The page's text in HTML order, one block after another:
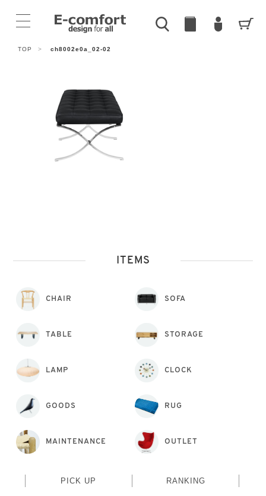
TOP > ch8002e0a_02-02
ITEMS
CHAIR SOFA
TABLE STORAGE
LAMP CLOCK
GOODS RUG
MAINTENANCE OUTLET
PICK UP RANKING